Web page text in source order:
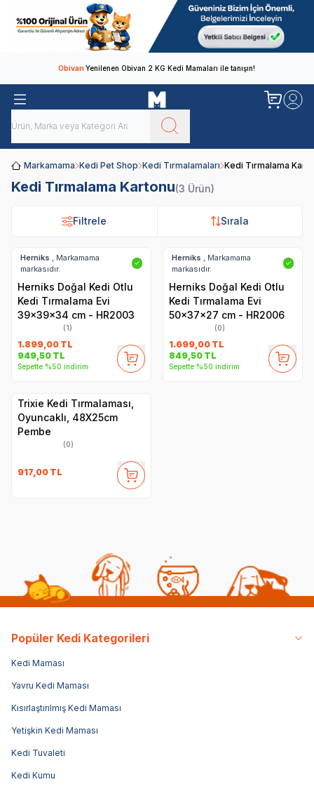
ObivanYenilenen Obivan 2 KG Kedi Mamaları ile tanışın!
Markamama Kedi Pet Shop Kedi Tırmalamaları Kedi Tırmalama
Kedi Tırmalama Kartonu(3 Ürün)
Filtrele Sırala
Filtrele Sırala
Herniks
, Markamama
markasıdır.
✓
Herniks Doğal Kedi Otlu
Kedi Tırmalama Evi
39x39x34 cm - HR2003
(1)
1.899,00 TL
949,50 TL
Sepette %50 indirim
Herniks
, Markamama
markasıdır.
✓
Herniks Doğal Kedi Otlu
Kedi Tırmalama Evi
50x37x27 cm - HR2006
(0)
1.699,00 TL
849,50 TL
Sepette %50 indirim
Trixie Kedi Tırmalaması,
Oyuncaklı, 48X25cm
Pembe
(0)
917,00 TL
Popüler Kedi Kategorileri
Kedi Maması
Yavru Kedi Maması
Kısırlaştırılmış Kedi Maması
Yetişkin Kedi Maması
Kedi Tuvaleti
Kedi Kumu